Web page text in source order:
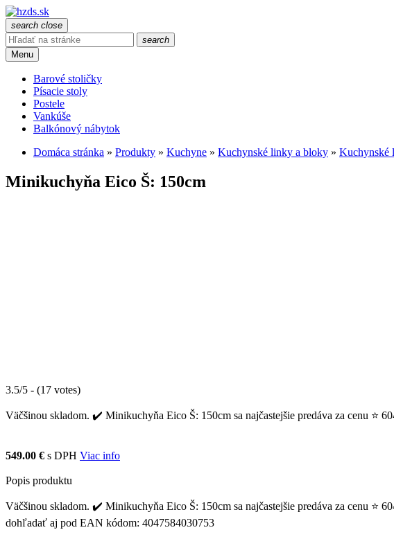
search close
search
Menu
Barové stoličky
Písacie stoly
Postele
Vankúše
Balkónový nábytok
Domáca stránka » Produkty » Kuchyne » Kuchynské linky a bloky » Kuchynské
Minikuchyňa Eico Š: 150cm
3.5/5 - (17 votes)
Väčšinou skladom. ✔️ Minikuchyňa Eico Š: 150cm sa najčastejšie predáva za cenu ⭐
549.00 € s DPH Viac info
Popis produktu
Väčšinou skladom. ✔️ Minikuchyňa Eico Š: 150cm sa najčastejšie predáva za cenu
dohľadať aj pod EAN kódom: 4047584030753